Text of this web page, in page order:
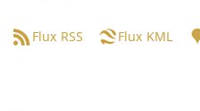
Flux RSS Flux KML